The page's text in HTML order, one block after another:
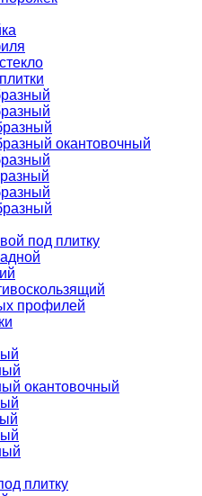
окантовочный
под плитку
профилей
окантовочный
плитку